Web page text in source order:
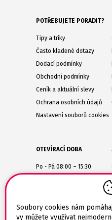
Soubory cookies nám
vy můžete využívat
POTŘEBUJETE PORADIT?
Tipy a triky
Často kladené dotazy
Dodací podmínky
Obchodní podmínky
Ceník a aktuální slevy
Ochrana osobních údajů
Nastavení souborů cookies
OTEVÍRACÍ DOBA
Po - Pá 08:00 – 15:30
Jaroměřice nad Rokytnou
675 51